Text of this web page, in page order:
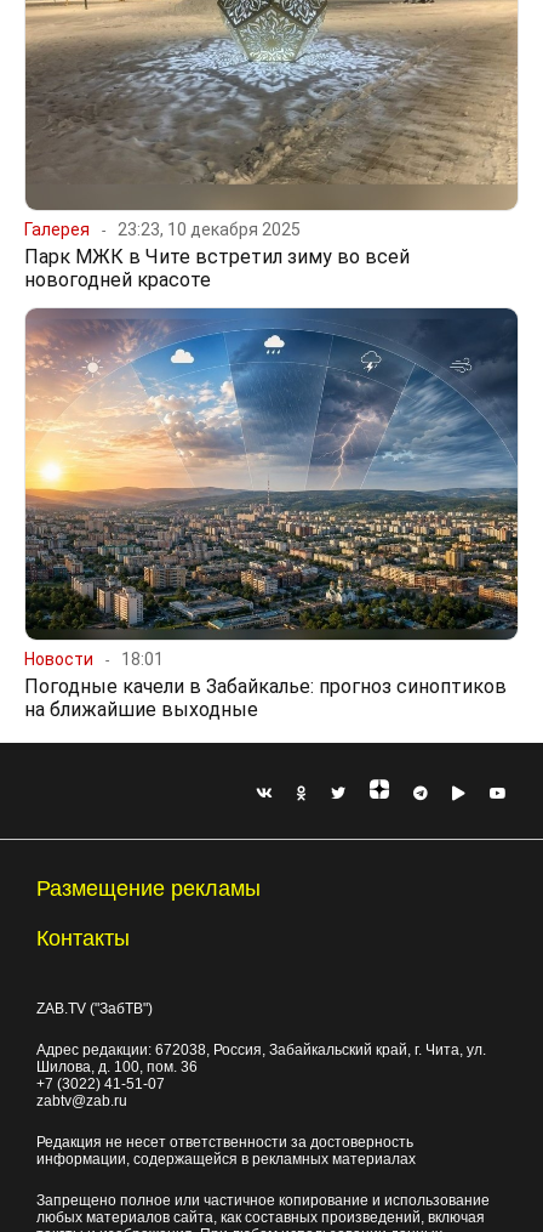
Галерея 23:23, 10 декабря 2025
Парк МЖК в Чите встретил зиму во всей
новогодней красоте
Новости 18:01
Погодные качели в Забайкалье: прогноз синоптиков
на ближайшие выходные
Размещение рекламы
Контакты
ZAB.TV ("ЗабТВ")
Адрес редакции: 672038, Россия, Забайкальский край, г. Чита, ул.
Шилова, д. 100, пом. 36
+7 (3022) 41-51-07
zabtv@zab.ru
Редакция не несет ответственности за достоверность
информации, содержащейся в рекламных материалах
Запрещено полное или частичное копирование и использование
любых материалов сайта, как составных произведений, включая